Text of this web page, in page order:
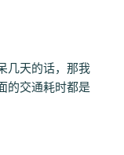
几天的话，那我
的交通耗时都是